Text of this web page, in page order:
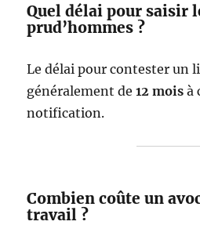
Quel délai pour saisir
prud’hommes ?
Le délai pour contester un
généralement de12 mois à
notification.
Combien coûte un
travail ?